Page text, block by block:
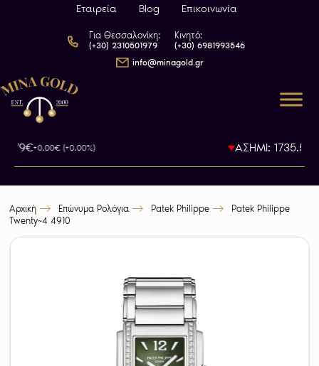
Εταιρεία Blog Επικοινωνία
Για Θεσσαλονίκη:
(+30) 2310501979
Κινητό:
(+30) 6981993546
info@minagold.gr
+0.00€ (+0.00%) ΑΣΗΜΙ: 1735.5€
Αρχική Επώνυμα Ρολόγια Patek Philippe
Patek Philippe
Twenty~4 4910